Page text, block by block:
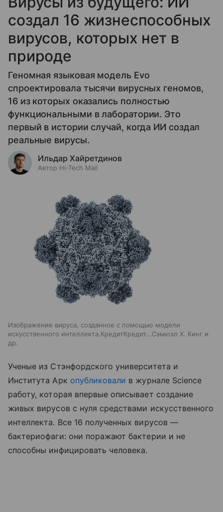
создал 16 жизнеспособных
вирусов, которых нет в
природе
Геномная языковая модель Evo
спроектировала тысячи вирусных геномов,
16 из которых оказались полностью
функциональными в лаборатории. Это
первый в истории случай, когда ИИ создал
реальные вирусы.
Ильдар Хайретдинов
Автор Hi-Tech Mail
Изображение вируса, созданное с помощью модели
искусственного интеллекта.КредитКредит...Сэмюэл Х. Кинг и
др.
Ученые из Стэнфордского университета и
Института Арк опубликовали в журнале Science
работу, которая впервые описывает создание
живых вирусов с нуля средствами искусственного
интеллекта. Все 16 полученных вирусов —
бактериофаги: они поражают бактерии и не
способны инфицировать человека.